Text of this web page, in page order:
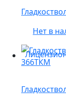
Нет в